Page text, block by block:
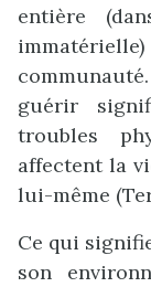
entière
guérir
troubles
affectent la
lui-même (Ter
Ce qui
son